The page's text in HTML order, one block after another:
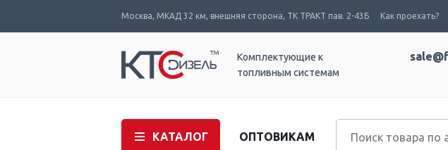
Москва, МКАД 32 км, внешняя сторона, ТК ТРАКТ пав. 2-43Б Как проехать?
Комплектующие к
топливным системам
КАТАЛОГ ОПТОВИКАМ